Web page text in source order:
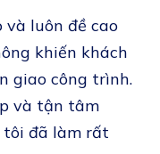
và luôn đề cao
khiến khách
giao công trình.
và tận tâm
tôi đã làm rất